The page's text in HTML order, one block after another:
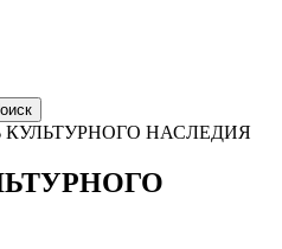
КУЛЬТУРНОГО НАСЛЕДИЯ